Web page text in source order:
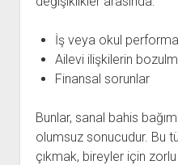
İş veya okul
Ailevi ilişkilerin
Finansal sorunlar
Bunlar, sanal bahis
olumsuz sonucudur. Bu
çıkmak, bireyler için